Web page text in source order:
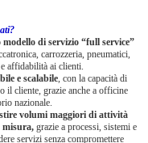
modello di servizio “full service”
carrozzeria, pneumatici,
affidabilità ai clienti.
e scalabile , con la capacità di
il cliente, grazie anche a officine
nazionale.
volumi maggiori di attività
misura, grazie a processi, sistemi e
servizi senza compromettere